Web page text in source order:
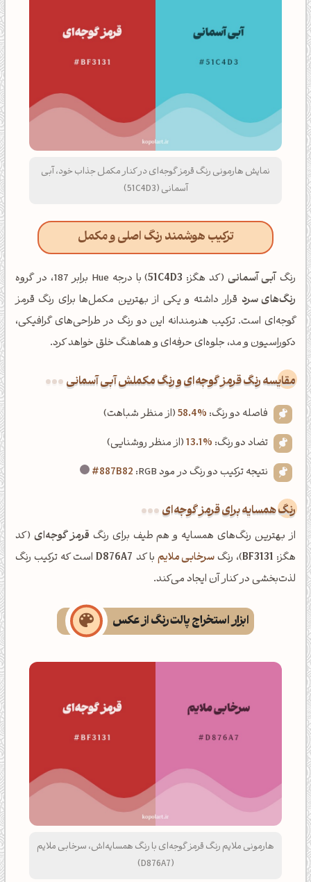
نمایش هارمونی رنگ قرمز گوجه‌ای در کنار مکمل جذاب خود، آبی
آسمانی (51C4D3)
ترکیب هوشمند رنگ اصلی و مکمل
رنگ آبی آسمانی (کد هگز: 51C4D3) با درجه Hue برابر 187، در گروه
رنگ‌های سرد قرار داشته و یکی از بهترین مکمل‌ها برای رنگ قرمز
گوجه‌ای است. ترکیب هنرمندانه این دو رنگ در طراحی‌های گرافیکی،
دکوراسیون و مد، جلوه‌ای حرفه‌ای و هماهنگ خلق خواهد کرد.
‌مقایسه رنگ قرمز گوجه‌ای و رنگ مکملش آبی آسمانی
فاصله دو رنگ: 58.4%(از منظر شباهت)
تضاد دو رنگ: 13.1%(از منظر روشنایی)
نتیجه ترکیب دو رنگ در مود RGB:
#887B82
رنگ همسایه برای قرمز گوجه‌ای
از بهترین رنگ‌های همسایه و هم طیف برای رنگ قرمز گوجه‌ای (کد
هگز: BF3131)، رنگسرخابی ملایم با کد D876A7است که ترکیب رنگ
لذت‌بخشی در کنار آن ایجاد می‌کند.
ابزار استخراج پالت رنگ از عکس
هارمونی ملایم رنگ قرمز گوجه‌ای با رنگ همسایه‌اش، سرخابی ملایم
(D876A7)